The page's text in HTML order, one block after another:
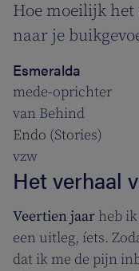
Esmeralda
mede-oprichter
van Behind
Endo (Stories)
vzw
Hoe moeilijk
naar je
Het verhaal
Veertien jaar heb
een uitleg, íets.
dat ik me de pijn